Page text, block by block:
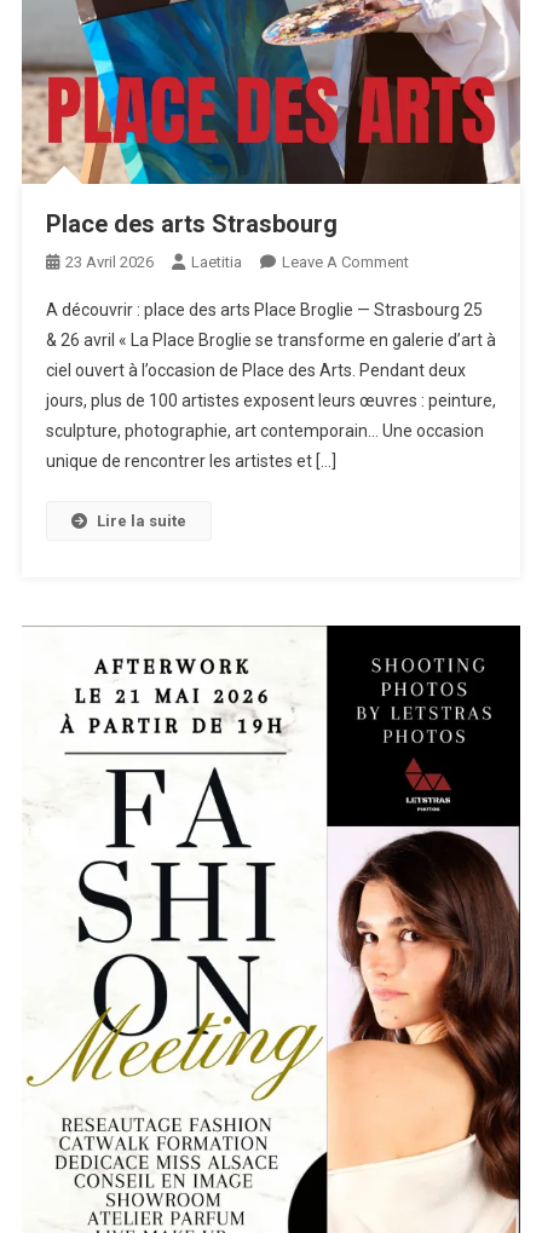
Place des arts Strasbourg
23 Avril 2026 Laetitia Leave A CommentOn
Des
Arts
Strasbourg
A découvrir : place des arts Place Broglie — Strasbourg 25
& 26 avril « La Place Broglie se transforme en galerie d’art à
ciel ouvert à l’occasion de Place des Arts. Pendant deux
jours, plus de 100 artistes exposent leurs œuvres : peinture,
sculpture, photographie, art contemporain… Une occasion
unique de rencontrer les artistes et […]
Lire la suite